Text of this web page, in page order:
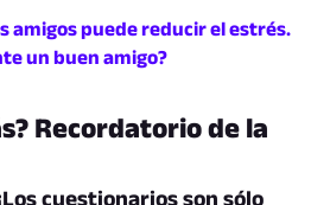
amigos puede reducir el estrés.
un buen amigo?
Recordatorio de la
cuestionarios son sólo